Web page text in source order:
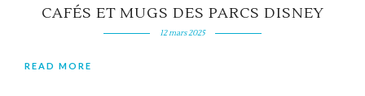
CAFÉS ET MUGS DES PARCS DISNEY
12 mars 2025
READ MORE